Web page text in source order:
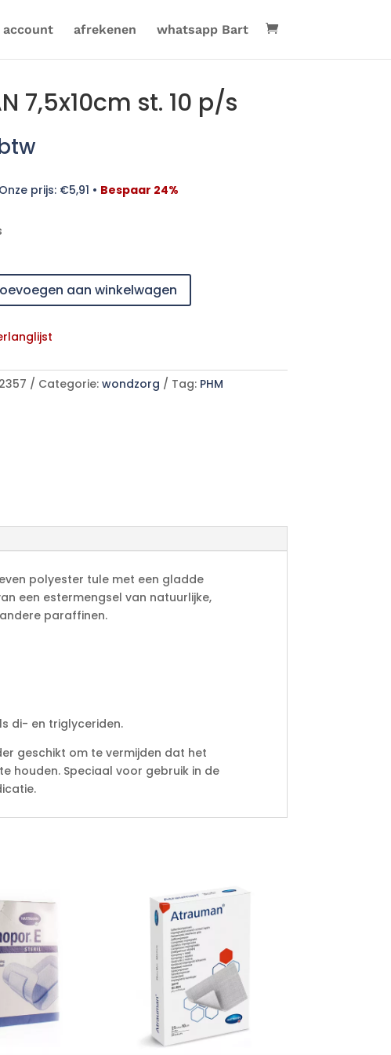
afrekenen whatsapp Bart
7,5x10cm st. 10 p/s
Onze prijs: €5,91 • Bespaar 24%
aan winkelwagen
Categorie: wondzorg Tag: PHM
polyester tule met een gladde
een estermengsel van natuurlijke,
paraffinen.
di- en triglyceriden.
geschikt om te vermijden dat het
houden. Speciaal voor gebruik in de